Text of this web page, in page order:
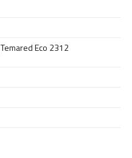
Temared Eco 2312